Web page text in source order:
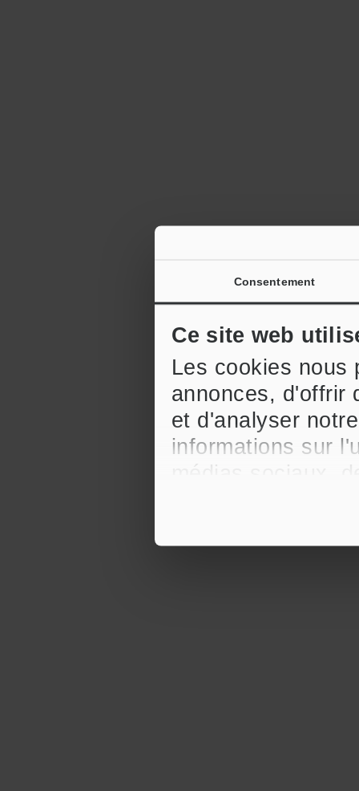
Consentement
Ce site web
Les cookies nous
annonces, d'offrir
et d'analyser
informations sur
médias sociaux,